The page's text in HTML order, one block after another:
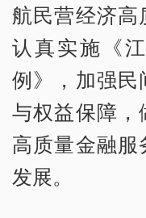
航民营经济高
认真实施《
例》，加强
与权益保障
高质量金融
发展。